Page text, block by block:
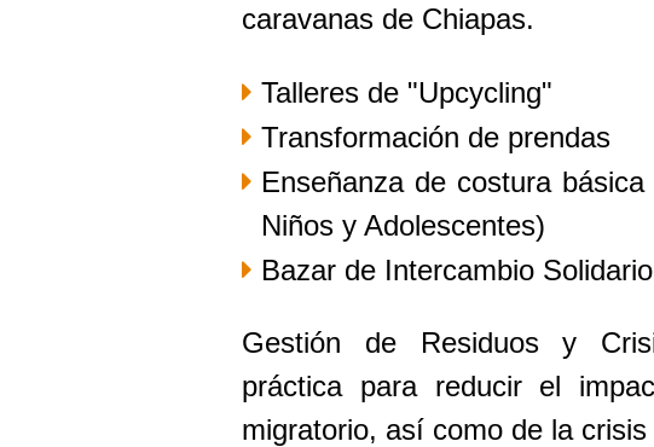
caravanas de Chiapas.
Talleres de "Upcycling"
Transformación de prendas
Enseñanza de costura
Niños y Adolescentes)
Bazar de Intercambio Solidario
Gestión de Residuos y
práctica para reducir el
migratorio, así como de la crisis